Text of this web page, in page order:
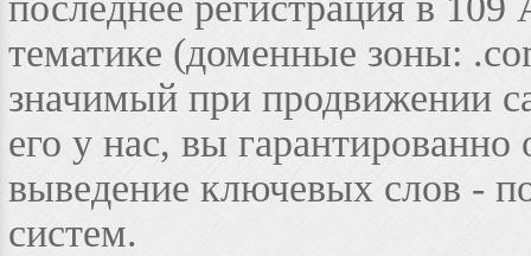
тематике (доменные зоны:
значимый при продвижении
его у нас, вы
выведение ключевых слов -
систем.